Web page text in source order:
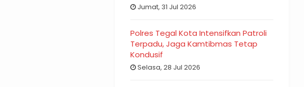
Jumat, 31 Jul 2026
Polres Tegal Kota Intensifkan Patroli
Terpadu, Jaga Kamtibmas Tetap
Kondusif
Selasa, 28 Jul 2026